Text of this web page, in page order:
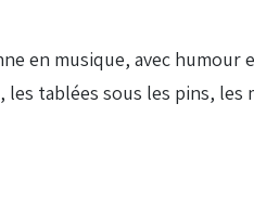
musique, avec humour
tablées sous les pins, les